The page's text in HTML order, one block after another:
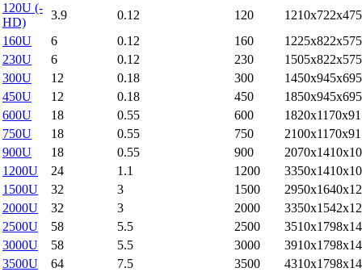
120U (-
HD)
3.9 0.12 120
1210x722x475
160U
6 0.12 160
1225x822x575
230U
6 0.12 230
1505x822x575
300U
12 0.18 300
1450x945x695
450U
12 0.18 450
1850x945x695
600U
18 0.55 600
750U
18 0.55 750
900U
18 0.55 900
1200U
24 1.1 1200
1500U
32 3 1500
2000U
32 3 2000
2500U
58 5.5 2500
3000U
58 5.5 3000
3500U
64 7.5 3500